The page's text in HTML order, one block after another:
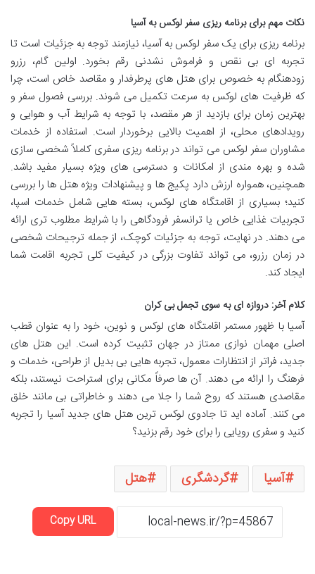
نکات مهم برای برنامه ریزی سفر لوکس به آسیا
برنامه ریزی برای یک سفر لوکس به آسیا، نیازمند توجه به جزئیات است تا
تجربه ای بی نقص و فراموش نشدنی رقم بخورد. اولین گام، رزرو
زودهنگام به خصوص برای هتل های پرطرفدار و مقاصد خاص است، چرا
که ظرفیت های لوکس به سرعت تکمیل می شوند. بررسی فصول سفر و
بهترین زمان برای بازدید از هر مقصد، با توجه به شرایط آب و هوایی و
رویدادهای محلی، از اهمیت بالایی برخوردار است. استفاده از خدمات
مشاوران سفر لوکس می تواند در برنامه ریزی سفری کاملاً شخصی سازی
شده و بهره مندی از امکانات و دسترسی های ویژه بسیار مفید باشد.
همچنین، همواره ارزش دارد پکیج ها و پیشنهادات ویژه هتل ها را بررسی
کنید؛ بسیاری از اقامتگاه های لوکس، بسته هایی شامل خدمات اسپا،
تجربیات غذایی خاص یا ترانسفر فرودگاهی را با شرایط مطلوب تری ارائه
می دهند. در نهایت، توجه به جزئیات کوچک، از جمله ترجیحات شخصی
در زمان رزرو، می تواند تفاوت بزرگی در کیفیت کلی تجربه اقامت شما
ایجاد کند.
کلام آخر: دروازه ای به سوی تجمل بی کران
آسیا با ظهور مستمر اقامتگاه های لوکس و نوین، خود را به عنوان قطب
اصلی مهمان نوازی ممتاز در جهان تثبیت کرده است. این هتل های
جدید، فراتر از انتظارات معمول، تجربه هایی بی بدیل از طراحی، خدمات و
فرهنگ را ارائه می دهند. آن ها صرفاً مکانی برای استراحت نیستند، بلکه
مقاصدی هستند که روح شما را جلا می دهند و خاطراتی بی مانند خلق
می کنند. آماده اید تا جادوی لوکس ترین هتل های جدید آسیا را تجربه
کنید و سفری رویایی را برای خود رقم بزنید؟
آسیا گردشگری هتل
Copy URL